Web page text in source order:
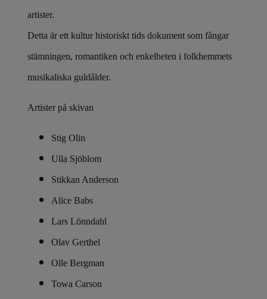
artister.
Detta är ett kultur historiskt tids dokument som fångar
stämningen, romantiken och enkelheten i folkhemmets
musikaliska guldålder.
Artister på skivan
Stig Olin
Ulla Sjöblom
Stikkan Anderson
Alice Babs
Lars Lönndahl
Olav Gerthel
Olle Bergman
Towa Carson